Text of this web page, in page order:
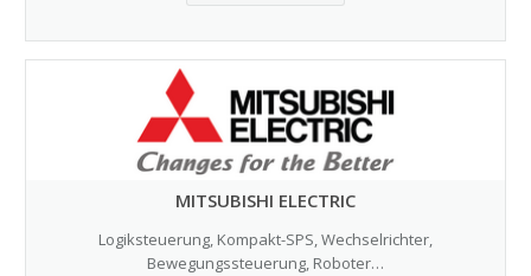
MITSUBISHI ELECTRIC
Logiksteuerung, Kompakt-SPS, Wechselrichter,
Bewegungssteuerung, Roboter…